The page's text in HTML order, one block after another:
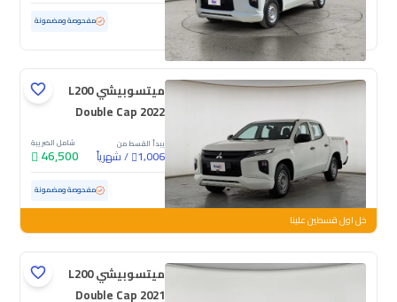
مستعملة 75,029 كم مفحوصة ومضمونة
ميتسوبيشي L200
Double Cap 2022
يبدأ القسط من
1,006
/شهرياً
شامل الضريبة
46,500
مستعملة 103,116 كم مفحوصة ومضمونة
خل اول قسطين علينا
ميتسوبيشي L200
Double Cap 2021